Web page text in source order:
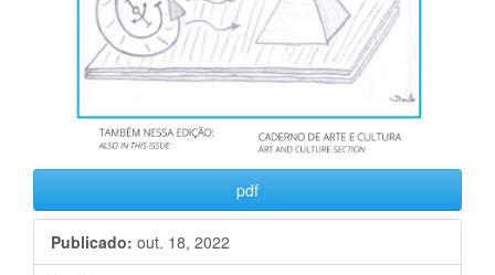
pdf
Publicado: out. 18, 2022